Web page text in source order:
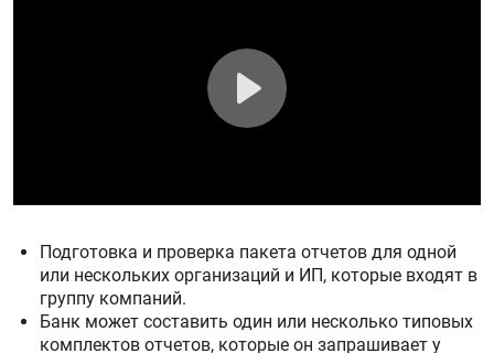
Play
Подготовка и проверка пакета отчетов для одной
или нескольких организаций и ИП, которые входят в
группу компаний.
Банк может составить один или несколько типовых
комплектов отчетов, которые он запрашивает у